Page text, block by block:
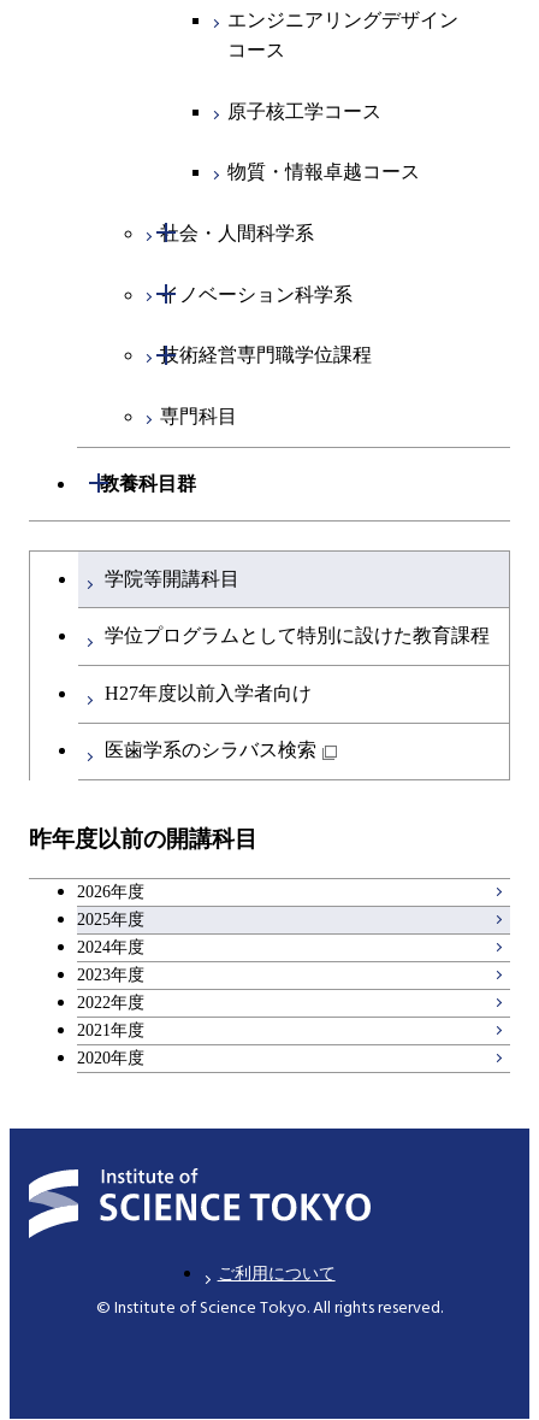
物質・情報卓越コース
エンジニアリングデザイン
コース
原子核工学コース
物質・情報卓越コース
社会・人間科学系
開閉
社会・人間科学コース
イノベーション科学系
開閉
イノベーション科学コース
人間医療科学技術コース
技術経営専門職学位課程
開閉
技術経営専門職学位課程
専門科目
教養科目群
開閉
文系教養科目
英語科目
第二外国語科目
キャリア科目
大学院課程を切り替える
学院等開講科目
学位プログラムとして特別に設けた教育課程
H27年度以前入学者向け
医歯学系のシラバス検索
昨年度以前の開講科目
2026年度
2025年度
2024年度
2023年度
2022年度
2021年度
2020年度
ご利用について
© Institute of Science Tokyo. All rights reserved.